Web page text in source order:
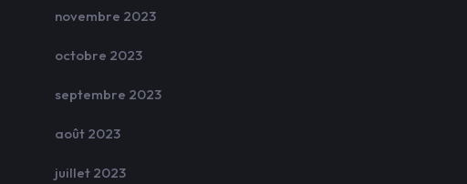
novembre 2023
octobre 2023
septembre 2023
août 2023
juillet 2023